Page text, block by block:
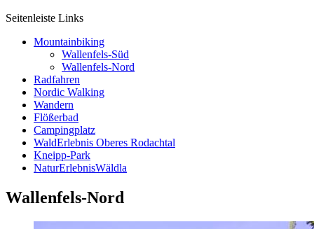
Seitenleiste Links
Mountainbiking
Wallenfels-Süd
Wallenfels-Nord
Radfahren
Nordic Walking
Wandern
Flößerbad
Campingplatz
WaldErlebnis Oberes Rodachtal
Kneipp-Park
NaturErlebnisWäldla
Wallenfels-Nord